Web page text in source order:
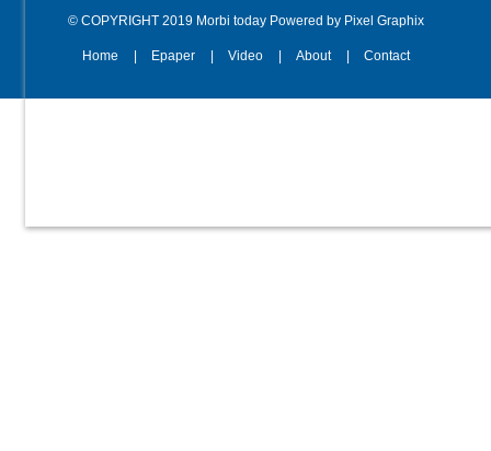
© COPYRIGHT 2019 Morbi today Powered by Pixel Graphix
Home Epaper Video About Contact